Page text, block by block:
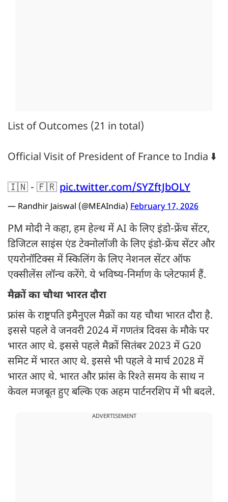
List of Outcomes (21 in total)
Official Visit of President of France to India ⬇️
🇮🇳 - 🇫🇷 pic.twitter.com/SYZftJbOLY
— Randhir Jaiswal (@MEAIndia) February 17, 2026
PM मोदी ने कहा, हम हेल्थ में AI के लिए इंडो-फ्रेंच सेंटर,
डिजिटल साइंस एंड टेक्नोलॉजी के लिए इंडो-फ्रेंच सेंटर और
एयरोनॉटिक्स में स्किलिंग के लिए नेशनल सेंटर ऑफ
एक्सीलेंस लॉन्च करेंगे. ये भविष्य-निर्माण के प्लेटफार्म हैं.
मैक्रों का चौथा भारत दौरा
फ्रांस के राष्ट्रपति इमैनुएल मैक्रों का यह चौथा भारत दौरा है.
इससे पहले वे जनवरी 2024 में गणतंत्र दिवस के मौके पर
भारत आए थे. इससे पहले मैक्रों सितंबर 2023 में G20
समिट में भारत आए थे. इससे भी पहले वे मार्च 2028 में
भारत आए थे. भारत और फ्रांस के रिश्ते समय के साथ न
केवल मजबूत हुए बल्कि एक अहम पार्टनरशिप में भी बदले.
ADVERTISEMENT